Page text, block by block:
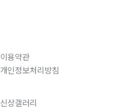
이용약관
개인정보처리방침
신상갤러리